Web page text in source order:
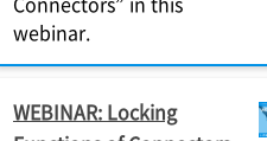
webinar.
WEBINAR: Locking